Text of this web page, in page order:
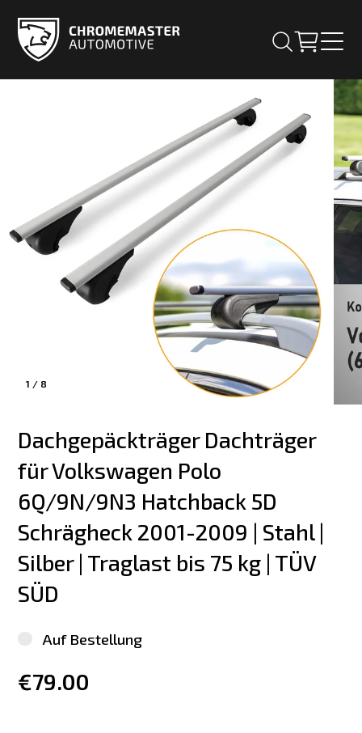
1 / 8
Dachgepäckträger Dachträger
für Volkswagen Polo
6Q/9N/9N3 Hatchback 5D
Schrägheck 2001-2009 | Stahl |
Silber | Traglast bis 75 kg | TÜV
SÜD
Auf Bestellung
€79.00